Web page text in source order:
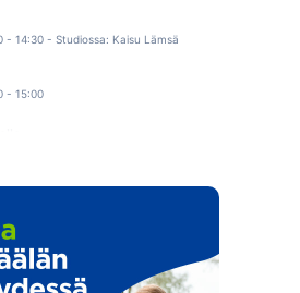
- 14:30 - Studiossa: Kaisu Lämsä
- 15:00